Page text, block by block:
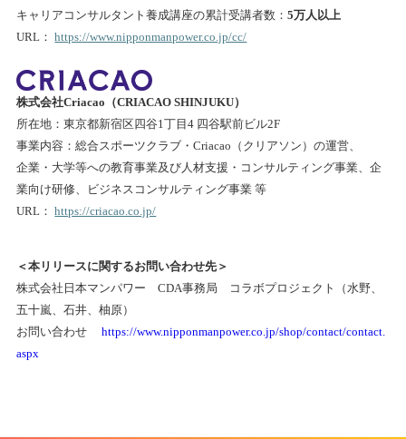
キャリアコンサルタント養成講座の累計受講者数：5万人以上
URL： https://www.nipponmanpower.co.jp/cc/
株式会社Criacao（CRIACAO SHINJUKU）
所在地：東京都新宿区四谷1丁目4 四谷駅前ビル2F
事業内容：総合スポーツクラブ・Criacao（クリアソン）の運営、
企業・大学等への教育事業及び人材支援・コンサルティング事業、企
業向け研修、ビジネスコンサルティング事業 等
URL： https://criacao.co.jp/
＜本リリースに関するお問い合わせ先＞
株式会社日本マンパワー CDA事務局 コラボプロジェクト（水野、
五十嵐、石井、柚原）
お問い合わせhttps://www.nipponmanpower.co.jp/shop/contact/contact.
aspx